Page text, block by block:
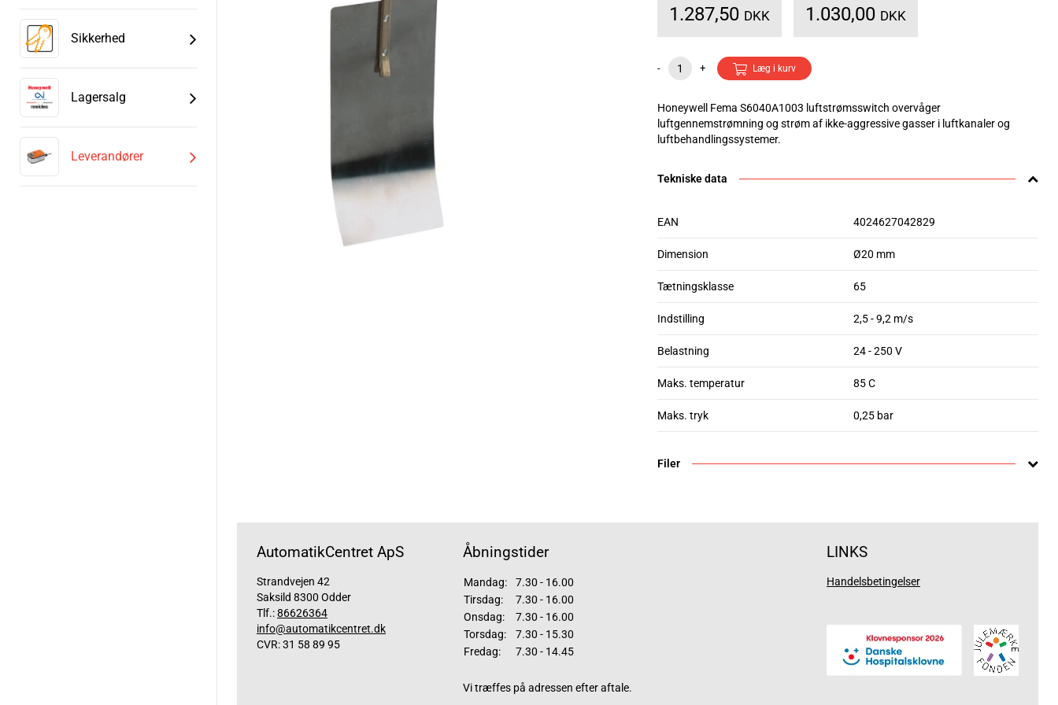
Sikkerhed
Lagersalg
Leverandører
1.287,50 DKK 1.030,00 DKK
- + Læg i kurv
Honeywell Fema S6040A1003 luftstrømsswitch overvåger
luftgennemstrømning og strøm af ikke-aggressive gasser i luftkanaler og
luftbehandlingssystemer.
Tekniske data
EAN 4024627042829
Dimension Ø20 mm
Tætningsklasse 65
Indstilling 2,5 - 9,2 m/s
Belastning 24 - 250 V
Maks. temperatur 85 C
Maks. tryk 0,25 bar
Filer
AutomatikCentret ApS
Strandvejen 42
Saksild 8300 Odder
Tlf.:86626364
info@automatikcentret.dk
CVR: 31 58 89 95
Åbningstider
Mandag:
7.30 - 16.00
Tirsdag:
7.30 - 16.00
Onsdag:
7.30 - 16.00
Torsdag:
7.30 - 15.30
Fredag:
7.30 - 14.45
Vi træffes på adressen efter aftale.
LINKS
Handelsbetingelser